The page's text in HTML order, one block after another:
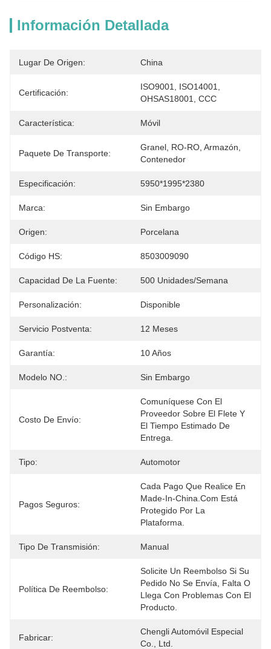
Información Detallada
Lugar De Origen: China
Certificación:
ISO9001, ISO14001,
OHSAS18001, CCC
Característica: Móvil
Paquete De Transporte:
Granel, RO-RO, Armazón,
Contenedor
Especificación: 5950*1995*2380
Marca: Sin Embargo
Origen: Porcelana
Código HS: 8503009090
Capacidad De La Fuente: 500 Unidades/semana
Personalización: Disponible
Servicio Postventa: 12 Meses
Garantía: 10 Años
Modelo NO.: Sin Embargo
Costo De Envío:
Comuníquese Con El
Proveedor Sobre El Flete Y
El Tiempo Estimado De
Entrega.
Tipo: Automotor
Pagos Seguros:
Cada Pago Que Realice En
Made-In-China.com Está
Protegido Por La
Plataforma.
Tipo De Transmisión: Manual
Política De Reembolso:
Solicite Un Reembolso Si Su
Pedido No Se Envía, Falta O
Llega Con Problemas Con El
Producto.
Fabricar:
Chengli Automóvil Especial
Co., Ltd.